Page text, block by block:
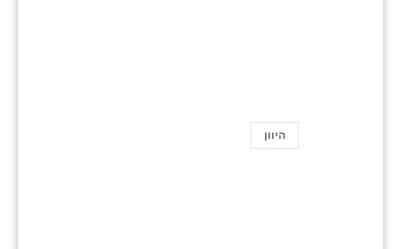
היוון